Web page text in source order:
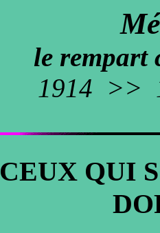
le rempart
1914 >>
CEUX QUI